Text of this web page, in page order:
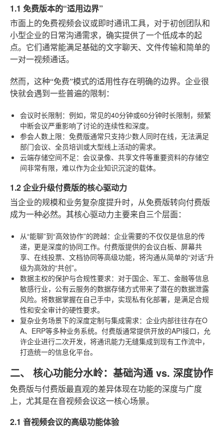
1.1 免费版本的“适用边界”
市面上的免费视频会议或即时通讯工具，对于初创团队和
小型企业的日常沟通需求，确实提供了一个低成本的起
点。它们通常能满足基础的文字聊天、文件传输和简单的
一对一视频通话。
然而，这种“免费”模式的适用性存在明确的边界。企业很
快就会遇到一些普遍的限制：
会议时长限制：例如，常见的40分钟或60分钟时长限制，频繁
中断会议严重影响了讨论的连续性和深度。
参会人数上限：免费版通常只支持少数人同时在线，无法满足
部门会议、全员培训或大型线上活动的需求。
云端存储空间不足：会议录像、共享文件等重要资料的存储空
间非常有限，难以作为企业知识沉淀的载体。
1.2 企业升级付费版的核心驱动力
当企业的规模和业务复杂度提升时，从免费版转向付费版
成为一种必然。其核心驱动力主要来自三个层面：
从“能聊”到“高效协作”的跨越：企业需要的不仅仅是信息的传
递，更是深度的协同工作。付费版提供的会议白板、屏幕共
享、在线投票、文档协同等高级功能，将沟通从简单的“对话”升
级为高效的“共创”。
数据主权的保护与合规性要求：对于国企、军工、金融等信息
敏感行业，公有云服务的数据存储方式带来了潜在的数据泄露
风险。将数据掌握在自己手中，实现私有化部署，是满足合规
性和安全审计的硬性要求。
复杂业务场景下的深度定制与集成需求：企业内部往往存在O
A、ERP等多种业务系统。付费版通常提供开放的API接口，允
许企业进行二次开发，将通讯能力无缝集成到现有工作流中，
打造统一的信息化平台。
二、 核心功能分水岭：基础沟通 vs. 深度协作
免费版与付费版最直观的差异体现在功能的深度与广度
上，尤其是在音视频会议这一核心场景。
2.1 音视频会议的高级功能体验